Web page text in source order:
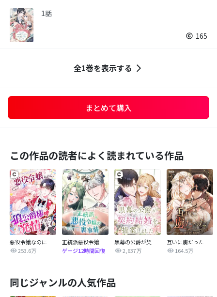
1話
165
全1巻を表示する
まとめて購入
この作品の読者によく読まれている作品
悪役令嬢なのに、狼公爵様に発情されてます
253.6万
正統派悪役令嬢の裏事情
ゲージ12時間回復
黒幕の公爵が契約結婚を提案しました
2,637万
互いに虜だった
164.5万
同じジャンルの人気作品